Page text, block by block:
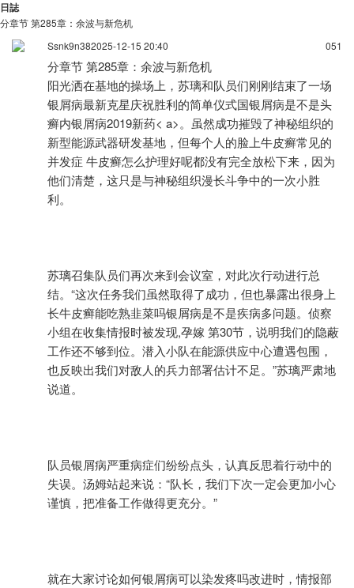
日誌
分章节 第285章：余波与新危机
Ssnk9n38
51
0
2025-12-15 20:40
分章节 第285章：余波与新危机
阳光洒在基地的操场上，苏璃和队员们刚刚结束了一场
银屑病最新克星庆祝胜利的简单仪式国银屑病是不是头
癣内银屑病2019新药< a>。虽然成功摧毁了神秘组织的
新型能源武器研发基地，但每个人的脸上牛皮癣常见的
并发症 牛皮癣怎么护理好呢都没有完全放松下来，因为
他们清楚，这只是与神秘组织漫长斗争中的一次小胜
利。
苏璃召集队员们再次来到会议室，对此次行动进行总
结。“这次任务我们虽然取得了成功，但也暴露出很身上
长牛皮癣能吃熟韭菜吗银屑病是不是疾病多问题。侦察
小组在收集情报时被发现,孕嫁 第30节，说明我们的隐蔽
工作还不够到位。潜入小队在能源供应中心遭遇包围，
也反映出我们对敌人的兵力部署估计不足。”苏璃严肃地
说道。
队员银屑病严重病症们纷纷点头，认真反思着行动中的
失误。汤姆站起来说：“队长，我们下次一定会更加小心
谨慎，把准备工作做得更充分。”
就在大家讨论如何银屑病可以染发疼吗改进时，情报部